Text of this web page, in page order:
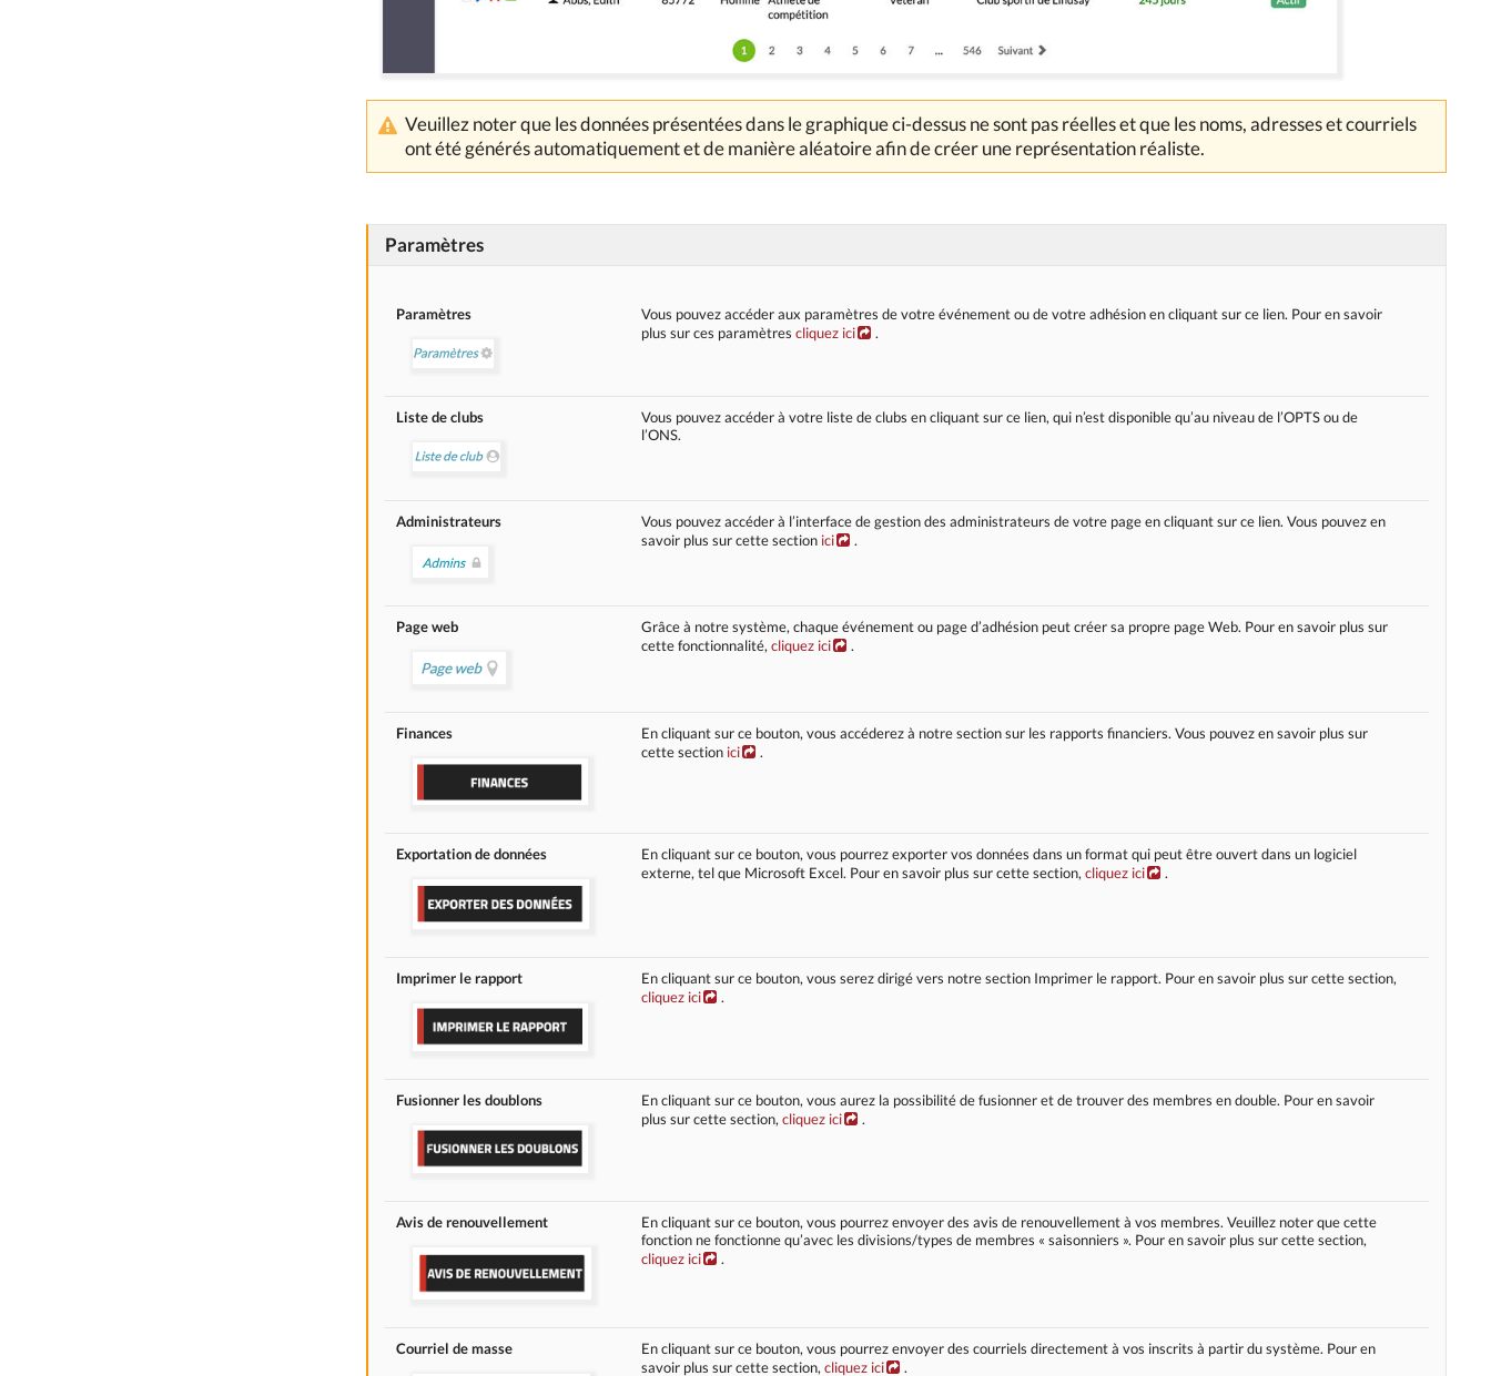
Veuillez noter que les données présentées dans le graphique ci-dessus ne sont pas réelles et que les noms, adresses et courriels
ont été générés automatiquement et de manière aléatoire afin de créer une représentation réaliste.
Paramètres
Paramètres
Vous pouvez accéder aux paramètres de votre événement ou de votre adhésion en cliquant sur ce lien. Pour en savoir
plus sur ces paramètrescliquez ici .
Liste de clubs
Vous pouvez accéder à votre liste de clubs en cliquant sur ce lien, qui n’est disponible qu’au niveau de l’OPTS ou de
l’ONS.
Administrateurs
Vous pouvez accéder à l’interface de gestion des administrateurs de votre page en cliquant sur ce lien. Vous pouvez en
savoir plus sur cette section ici .
Page web
Grâce à notre système, chaque événement ou page d’adhésion peut créer sa propre page Web. Pour en savoir plus sur
cette fonctionnalité,cliquez ici .
Finances
En cliquant sur ce bouton, vous accéderez à notre section sur les rapports financiers. Vous pouvez en savoir plus sur
cette section ici .
Exportation de données
En cliquant sur ce bouton, vous pourrez exporter vos données dans un format qui peut être ouvert dans un logiciel
externe, tel que Microsoft Excel. Pour en savoir plus sur cette section,cliquez ici .
Imprimer le rapport
En cliquant sur ce bouton, vous serez dirigé vers notre section Imprimer le rapport. Pour en savoir plus sur cette section,
cliquez ici
.
Fusionner les doublons
En cliquant sur ce bouton, vous aurez la possibilité de fusionner et de trouver des membres en double. Pour en savoir
plus sur cette section,cliquez ici .
Avis de renouvellement
En cliquant sur ce bouton, vous pourrez envoyer des avis de renouvellement à vos membres. Veuillez noter que cette
fonction ne fonctionne qu’avec les divisions/types de membres « saisonniers ». Pour en savoir plus sur cette section,
cliquez ici
.
Courriel de masse
En cliquant sur ce bouton, vous pourrez envoyer des courriels directement à vos inscrits à partir du système. Pour en
savoir plus sur cette section,cliquez ici .